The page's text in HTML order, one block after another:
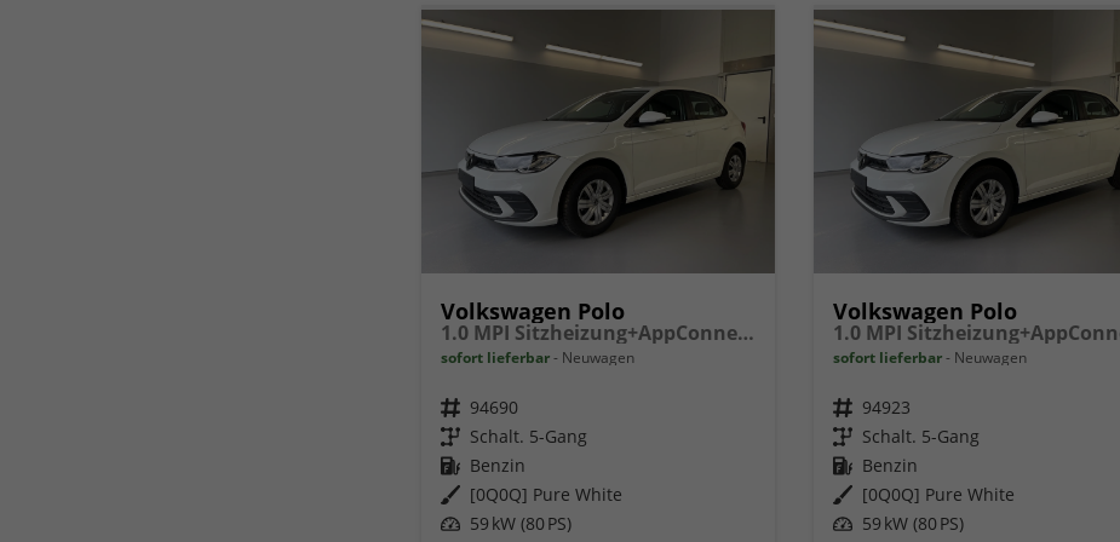
Volkswagen Polo
1.0 MPI Sitzheizung+AppConnect+PDC+LED+Touch+Lichtsensor+MultiLenkrad
sofort lieferbar Neuwagen
Fahrzeugnr. 94690
Getriebe Schalt. 5-Gang
Kraftstoff Benzin
Außenfarbe [0Q0Q] Pure White
Leistung 59 kW (80 PS)
Volkswagen Polo
sofort lieferbar Neuwagen
Fahrzeugnr. 94923
Getriebe Schalt. 5-Gang
Kraftstoff Benzin
Außenfarbe [0Q0Q] Pure White
Leistung 59 kW (80 PS)